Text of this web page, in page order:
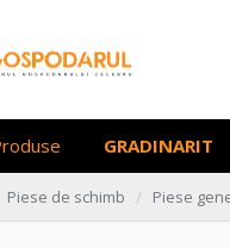
GRADINARIT
Piese de schimb Piese